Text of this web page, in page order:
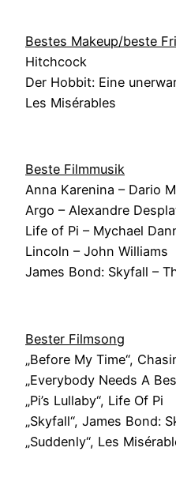
Bestes Makeup/beste
Hitchcock
Der Hobbit: Eine
Les Misérables
Beste Filmmusik
Anna Karenina – Dario
Argo – Alexandre
Life of Pi – Mychael
Lincoln – John Williams
James Bond: Skyfall –
Bester Filmsong
„Before My Time“,
„Everybody Needs A
„Pi’s Lullaby“, Life Of Pi
„Skyfall“, James Bond:
„Suddenly“, Les